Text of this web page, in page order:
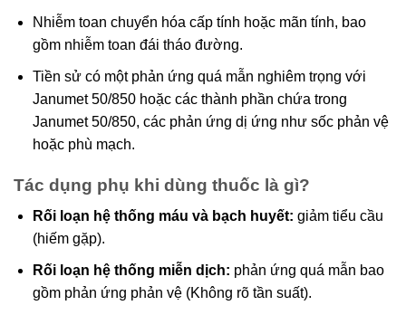
Nhiễm toan chuyển hóa cấp tính hoặc mãn tính, bao
gồm nhiễm toan đái tháo đường.
Tiền sử có một phản ứng quá mẫn nghiêm trọng với
Janumet 50/850 hoặc các thành phần chứa trong
Janumet 50/850, các phản ứng dị ứng như sốc phản vệ
hoặc phù mạch.
Tác dụng phụ khi dùng thuốc là gì?
Rối loạn hệ thống máu và bạch huyết: giảm tiểu cầu
(hiếm gặp).
Rối loạn hệ thống miễn dịch: phản ứng quá mẫn bao
gồm phản ứng phản vệ (Không rõ tần suất).